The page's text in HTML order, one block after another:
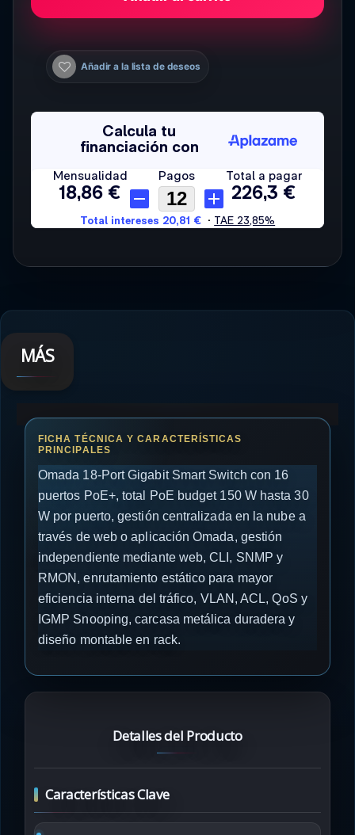
Añadir a la lista de deseos
MÁS
Omada 18-Port Gigabit Smart Switch con 16
puertos PoE+, total PoE budget 150 W hasta 30
W por puerto, gestión centralizada en la nube a
través de web o aplicación Omada, gestión
independiente mediante web, CLI, SNMP y
RMON, enrutamiento estático para mayor
eficiencia interna del tráfico, VLAN, ACL, QoS y
IGMP Snooping, carcasa metálica duradera y
diseño montable en rack.
Detalles del Producto
Características Clave